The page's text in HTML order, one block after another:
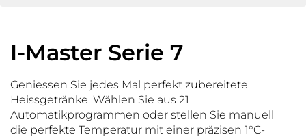
I-Master Serie 7
Geniessen Sie jedes Mal perfekt zubereitete
Heissgetränke. Wählen Sie aus 21
Automatikprogrammen oder stellen Sie manuell
die perfekte Temperatur mit einer präzisen 1°C-